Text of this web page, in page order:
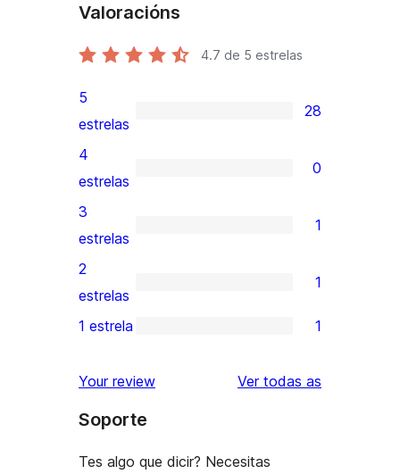
Valoracións
4.7 de 5 estrelas
28
valoracións
de
5
estrelas
5
estrelas
28
0
valoracións
de
4
estrelas
4
estrelas
0
1
valoración
de
3
3
estrelas
1
1
valoración
2
2
estrelas
1
de
1
1 estrela 1
Your review Ver todas as
Soporte
Tes algo que dicir? Necesitas